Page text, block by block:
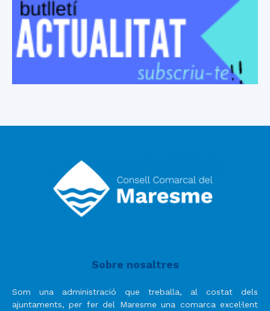
Sobre nosaltres
Som una administració que treballa, al costat dels
ajuntaments, per fer del Maresme una comarca excel·lent